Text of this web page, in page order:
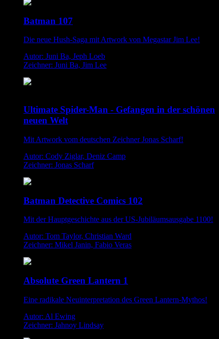
Batman 107
Die neue Hush-Saga mit Artwork von Megastar Jim Lee!
Autor: Juni Ba, Jeph Loeb
Zeichner: Juni Ba, Jim Lee
Ultimate Spider-Man - Gefangen in der schönen
neuen Welt
Mit Artwork vom deutschen Zeichner Jonas Scharf!
Autor: Cody Ziglar, Deniz Camp
Zeichner: Jonas Scharf
Batman Detective Comics 102
Mit der Hauptgeschichte aus der US-Jubiläumsausgabe 1100!
Autor: Tom Taylor, Christian Ward
Zeichner: Mikel Janin, Fabio Veras
Absolute Green Lantern 1
Eine radikale Neuinterpretation des Green Lantern-Mythos!
Autor: Al Ewing
Zeichner: Jahnoy Lindsay